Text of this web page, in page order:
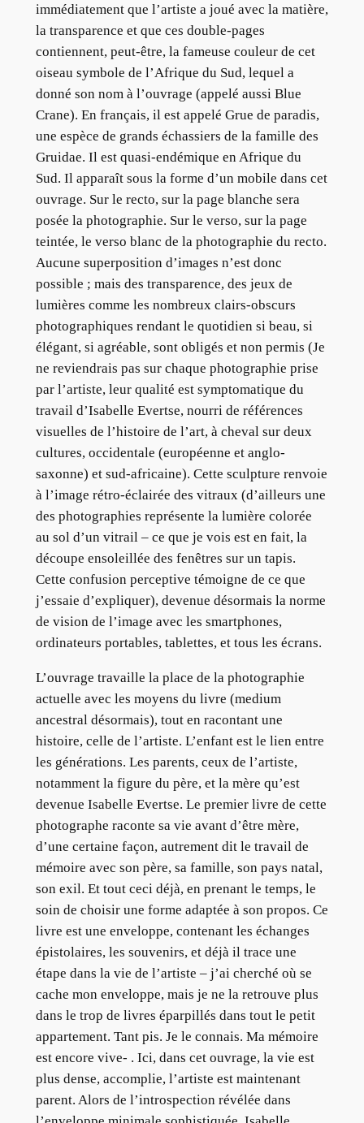
immédiatement que l’artiste a joué avec la matière,
la transparence et que ces double-pages
contiennent, peut-être, la fameuse couleur de cet
oiseau symbole de l’Afrique du Sud, lequel a
donné son nom à l’ouvrage (appelé aussi Blue
Crane). En français, il est appelé Grue de paradis,
une espèce de grands échassiers de la famille des
Gruidae. Il est quasi-endémique en Afrique du
Sud. Il apparaît sous la forme d’un mobile dans cet
ouvrage. Sur le recto, sur la page blanche sera
posée la photographie. Sur le verso, sur la page
teintée, le verso blanc de la photographie du recto.
Aucune superposition d’images n’est donc
possible ; mais des transparence, des jeux de
lumières comme les nombreux clairs-obscurs
photographiques rendant le quotidien si beau, si
élégant, si agréable, sont obligés et non permis (Je
ne reviendrais pas sur chaque photographie prise
par l’artiste, leur qualité est symptomatique du
travail d’Isabelle Evertse, nourri de références
visuelles de l’histoire de l’art, à cheval sur deux
cultures, occidentale (européenne et anglo-
saxonne) et sud-africaine). Cette sculpture renvoie
à l’image rétro-éclairée des vitraux (d’ailleurs une
des photographies représente la lumière colorée
au sol d’un vitrail – ce que je vois est en fait, la
découpe ensoleillée des fenêtres sur un tapis.
Cette confusion perceptive témoigne de ce que
j’essaie d’expliquer), devenue désormais la norme
de vision de l’image avec les smartphones,
ordinateurs portables, tablettes, et tous les écrans.
L’ouvrage travaille la place de la photographie
actuelle avec les moyens du livre (medium
ancestral désormais), tout en racontant une
histoire, celle de l’artiste. L’enfant est le lien entre
les générations. Les parents, ceux de l’artiste,
notamment la figure du père, et la mère qu’est
devenue Isabelle Evertse. Le premier livre de cette
photographe raconte sa vie avant d’être mère,
d’une certaine façon, autrement dit le travail de
mémoire avec son père, sa famille, son pays natal,
son exil. Et tout ceci déjà, en prenant le temps, le
soin de choisir une forme adaptée à son propos. Ce
livre est une enveloppe, contenant les échanges
épistolaires, les souvenirs, et déjà il trace une
étape dans la vie de l’artiste – j’ai cherché où se
cache mon enveloppe, mais je ne la retrouve plus
dans le trop de livres éparpillés dans tout le petit
appartement. Tant pis. Je le connais. Ma mémoire
est encore vive- . Ici, dans cet ouvrage, la vie est
plus dense, accomplie, l’artiste est maintenant
parent. Alors de l’introspection révélée dans